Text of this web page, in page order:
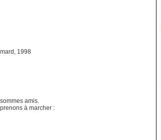
1998
amis.
à marcher :